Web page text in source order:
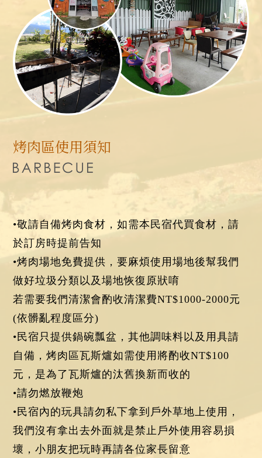
烤肉區使用須知
•敬請自備烤肉食材，如需本民宿代買食材，請
於訂房時提前告知
•烤肉場地免費提供，要麻煩使用場地後幫我們
做好垃圾分類以及場地恢復原狀唷
若需要我們清潔會酌收清潔費NT$1000-2000元
(依髒亂程度區分)
•民宿只提供鍋碗瓢盆，其他調味料以及用具請
自備，烤肉區瓦斯爐如需使用將酌收NT$100
元，是為了瓦斯爐的汰舊換新而收的
•請勿燃放鞭炮
•民宿內的玩具請勿私下拿到戶外草地上使用，
我們沒有拿出去外面就是禁止戶外使用容易損
壞，小朋友把玩時再請各位家長留意